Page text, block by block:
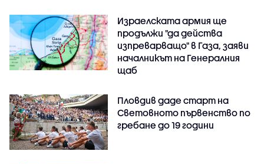
Израелската армия ще
продължи "да действа
изпреварващо" в Газа, заяви
началникът на Генералния
щаб
Пловдив даде старт на
Световното първенство по
гребане до 19 години